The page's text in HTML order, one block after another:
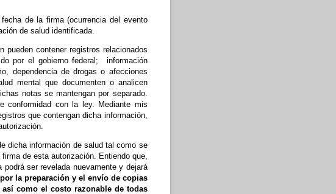
de la firma (ocurrencia del evento
de salud identificada.
pueden contener registros relacionados
por el gobierno federal;
información
dependencia de drogas o afecciones
mental que documenten o analicen
notas se mantengan por separado.
conformidad con la ley. Mediante mis
que contengan dicha información,
dicha información de salud tal como se
de esta autorización. Entiendo que,
ser revelada nuevamente y dejará
la preparación y el envío de copias
como el costo razonable de todas